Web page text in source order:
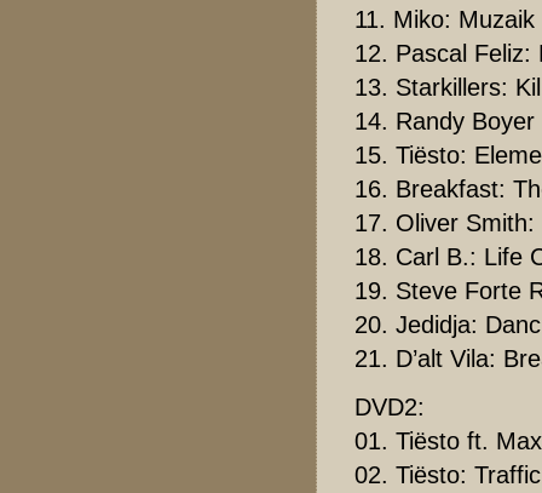
11. Miko:
12. Pascal
13. Starkillers:
14. Randy
15. Tiësto:
16. Breakfast:
17. Oliver Smith:
18. Carl B.: Life
19. Steve Forte
20. Jedidja:
21. D’alt Vila:
DVD2:
01. Tiësto ft.
02. Tiësto: Traffic